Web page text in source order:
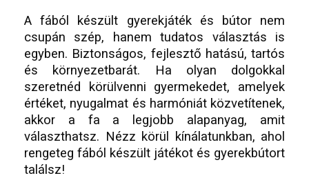
A fából készült gyerekjáték és bútor nem
csupán szép, hanem tudatos választás is
egyben. Biztonságos, fejlesztő hatású, tartós
és környezetbarát. Ha olyan dolgokkal
szeretnéd körülvenni gyermekedet, amelyek
értéket, nyugalmat és harmóniát közvetítenek,
akkor a fa a legjobb alapanyag, amit
választhatsz. Nézz körül kínálatunkban, ahol
rengeteg fából készült játékot és gyerekbútort
találsz!